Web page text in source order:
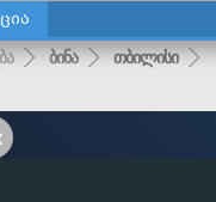
ბინა თბილისი